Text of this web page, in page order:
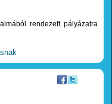
rendezett pályázatra